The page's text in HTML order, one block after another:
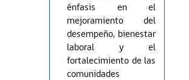
énfasis en el
mejoramiento del
desempeño, bienestar
laboral y el
fortalecimiento de las
comunidades